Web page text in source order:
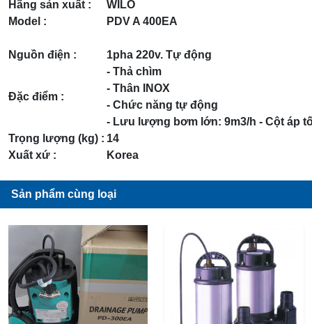
Hãng sản xuất :
WILO
Model :
PDV A 400EA
Nguồn điện : 1pha 220v. Tự động
Đặc điểm :
- Thả chìm
- Thân INOX
- Chức năng tự động
- Lưu lượng bơm lớn: 9m3/h - Cột áp
Trọng lượng (kg) : 14
Xuất xứ :
Korea
Sản phẩm cùng loại